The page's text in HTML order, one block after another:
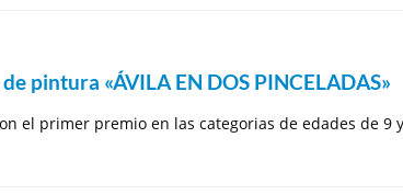
pintura «ÁVILA EN DOS PINCELADAS»
el primer premio en las categorias de edades de 9